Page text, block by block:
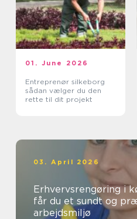
01. June 2026
Entreprenør silkeborg
sådan vælger du den
rette til dit projekt
03. April 2026
Erhvervsrengøring i
får du et sundt og
arbejdsmiljø